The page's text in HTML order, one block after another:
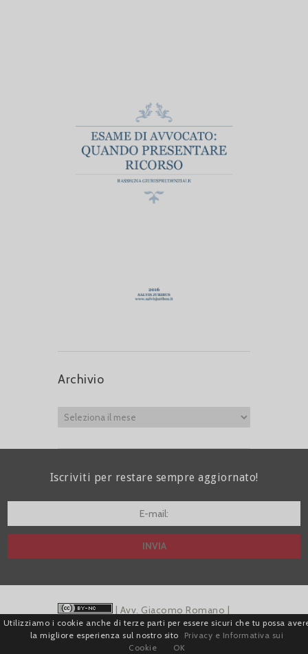
Archivio
Iscriviti per restare sempre aggiornato!
| Avv. Giacomo Romano |
Piazza di Campitelli, 2 - 00186 Roma | P.I.
Utilizziamo i cookie anche di terze parti per essere sicuri che tu possa
la migliore esperienza sul nostro sito
Privacy e Informativa sui
Cookie
OK